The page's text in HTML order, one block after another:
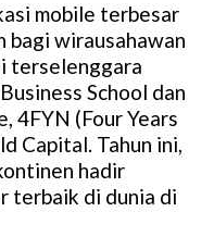
M
u
t
e
mobile terbesar
bagi wirausahawan
terselenggara
School dan
4FYN (Four Years
Capital. Tahun ini,
hadir
terbaik di dunia di